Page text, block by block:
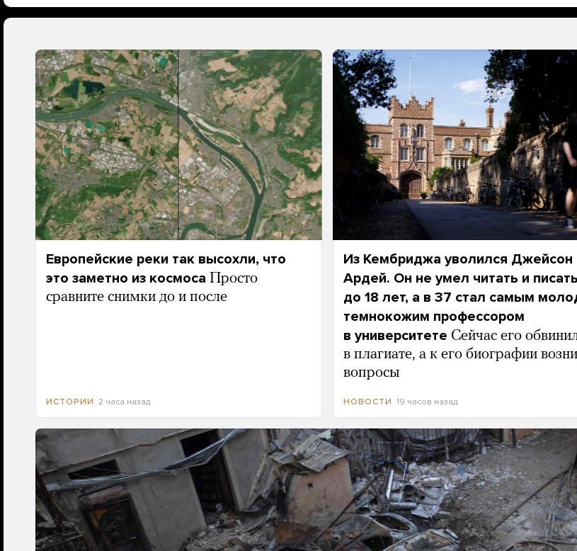
Европейские реки так высохли, что
это заметно из космоса Просто
сравните снимки до и после
ИСТОРИИ 2 часа назад
Из Кембриджа уволился Джейсон
Ардей. Он не умел читать и писать
до 18 лет, а в 37 стал самым
темнокожим профессором
в университете Сейчас его
в плагиате, а к его биографии
вопросы
НОВОСТИ 19 часов назад